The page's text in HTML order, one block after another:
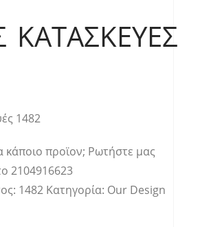
ΚΑΤΑΣΚΕΥΈΣ
1482
κάποιο προϊον; Ρωτήστε μας
2104916623
1482 Κατηγορία: Our Design